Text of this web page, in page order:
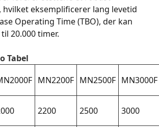
eksemplificerer lang levetid
Operating Time (TBO), der kan
20.000 timer.
Tabel
MN2200F MN2500F MN3000F
2200 2500 3000